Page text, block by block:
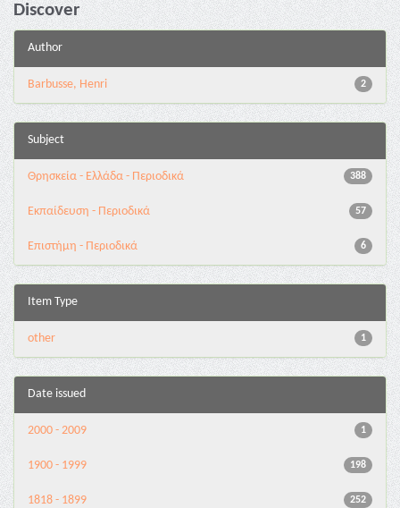
Discover
Author
2
Barbusse, Henri
Subject
388
Θρησκεία - Ελλάδα - Περιοδικά
57
Εκπαίδευση - Περιοδικά
6
Επιστήμη - Περιοδικά
Item Type
1
other
Date issued
1
2000 - 2009
198
1900 - 1999
252
1818 - 1899